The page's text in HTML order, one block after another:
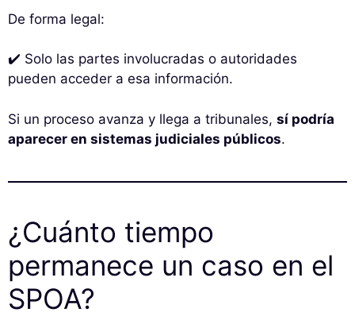
De forma legal:
✔️ Solo las partes involucradas o autoridades
pueden acceder a esa información.
Si un proceso avanza y llega a tribunales, sí podría
aparecer en sistemas judiciales públicos.
¿Cuánto tiempo
permanece un caso en el
SPOA?